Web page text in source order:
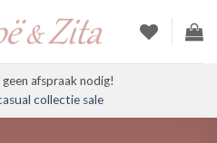
afspraak nodig!
collectie sale